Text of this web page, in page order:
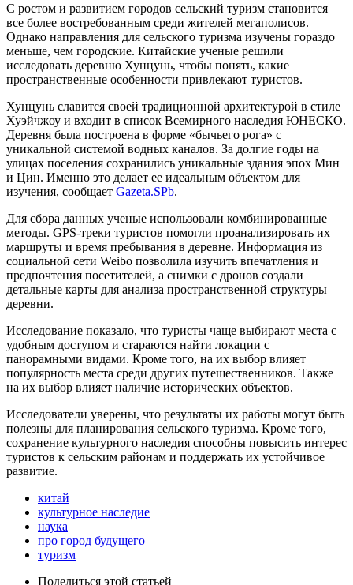
С ростом и развитием городов сельский туризм становится
все более востребованным среди жителей мегаполисов.
Однако направления для сельского туризма изучены гораздо
меньше, чем городские. Китайские ученые решили
исследовать деревню Хунцунь, чтобы понять, какие
пространственные особенности привлекают туристов.
Хунцунь славится своей традиционной архитектурой в стиле
Хуэйчжоу и входит в список Всемирного наследия ЮНЕСКО.
Деревня была построена в форме «бычьего рога» с
уникальной системой водных каналов. За долгие годы на
улицах поселения сохранились уникальные здания эпох Мин
и Цин. Именно это делает ее идеальным объектом для
изучения, сообщает Gazeta.SPb.
Для сбора данных ученые использовали комбинированные
методы. GPS-треки туристов помогли проанализировать их
маршруты и время пребывания в деревне. Информация из
социальной сети Weibo позволила изучить впечатления и
предпочтения посетителей, а снимки с дронов создали
детальные карты для анализа пространственной структуры
деревни.
Исследование показало, что туристы чаще выбирают места с
удобным доступом и стараются найти локации с
панорамными видами. Кроме того, на их выбор влияет
популярность места среди других путешественников. Также
на их выбор влияет наличие исторических объектов.
Исследователи уверены, что результаты их работы могут быть
полезны для планирования сельского туризма. Кроме того,
сохранение культурного наследия способны повысить интерес
туристов к сельским районам и поддержать их устойчивое
развитие.
китай
культурное наследие
наука
про город будущего
туризм
Поделиться этой статьей